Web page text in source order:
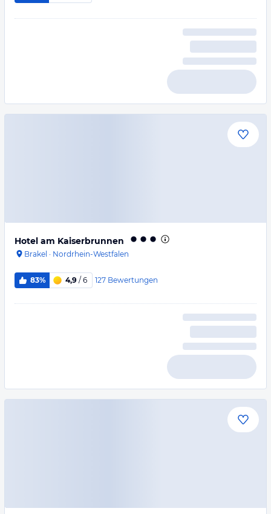
Hotel am Kaiserbrunnen
Brakel · Nordrhein-Westfalen
83% 4,9 / 6 127 Bewertungen